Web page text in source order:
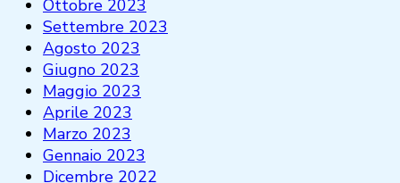
Ottobre 2023
Settembre 2023
Agosto 2023
Giugno 2023
Maggio 2023
Aprile 2023
Marzo 2023
Gennaio 2023
Dicembre 2022